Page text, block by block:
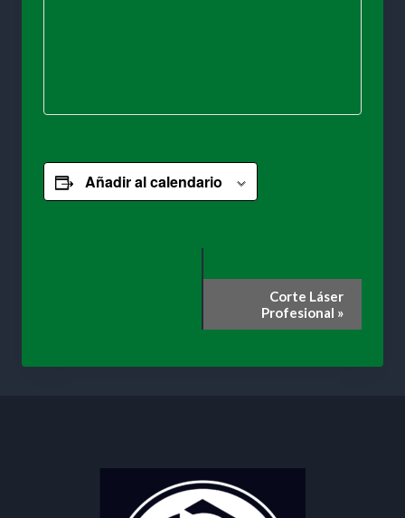
Añadir al calendario
Corte Láser
Profesional »